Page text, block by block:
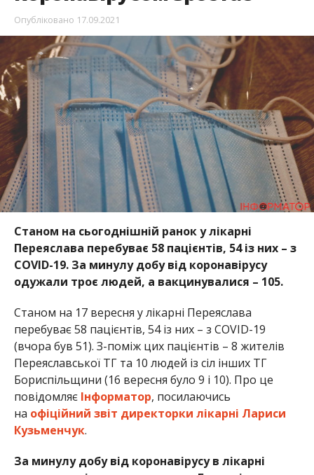
Опубліковано 17.09.2021
Станом на сьогоднішній ранок у лікарні
Переяслава перебуває 58 пацієнтів, 54 із них – з
COVID-19. За минулу добу від коронавірусу
одужали троє людей, а вакцинувалися – 105.
Станом на 17 вересня у лікарні Переяслава
перебуває 58 пацієнтів, 54 із них – з COVID-19
(вчора був 51). З-поміж цих пацієнтів – 8 жителів
Переяславської ТГ та 10 людей із сіл інших ТГ
Бориспільщини (16 вересня було 9 і 10). Про це
повідомляє Інформатор, посилаючись
на офіційний звіт директорки лікарні Лариси
Кузьменчук.
За минулу добу від коронавірусу в лікарні